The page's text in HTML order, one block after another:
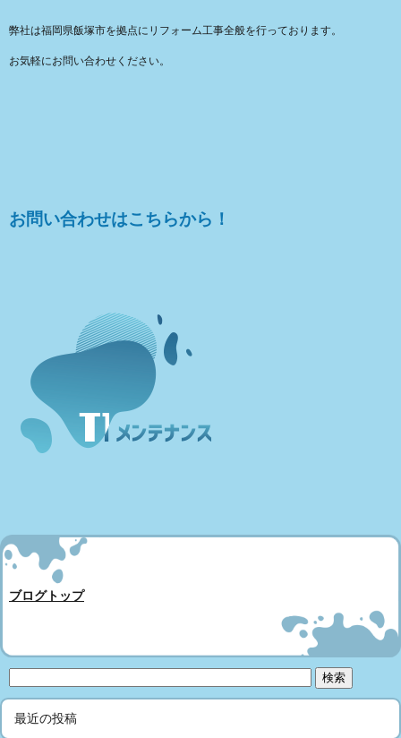
弊社は福岡県飯塚市を拠点にリフォーム工事全般を行っております。
お気軽にお問い合わせください。
お問い合わせはこちらから！
ブログトップ
最近の投稿